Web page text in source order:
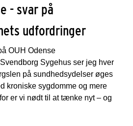
- svar på
udfordringer
OUH Odense
Sygehus ser jeg hver
på sundhedsydelser øges
kroniske sygdomme og mere
er vi nødt til at tænke nyt – og